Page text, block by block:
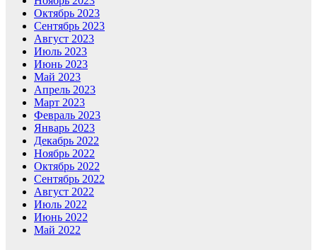
Октябрь 2023
Сентябрь 2023
Август 2023
Июль 2023
Июнь 2023
Май 2023
Апрель 2023
Март 2023
Февраль 2023
Январь 2023
Декабрь 2022
Ноябрь 2022
Октябрь 2022
Сентябрь 2022
Август 2022
Июль 2022
Июнь 2022
Май 2022